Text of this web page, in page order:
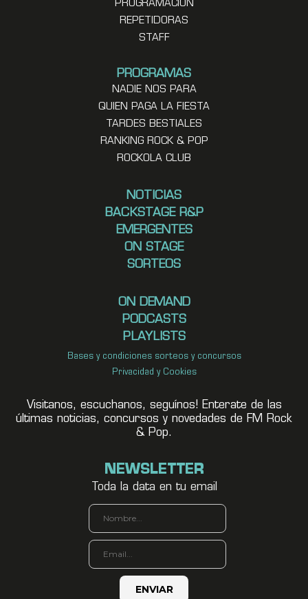
PROGRAMACION
REPETIDORAS
STAFF
PROGRAMAS
NADIE NOS PARA
QUIEN PAGA LA FIESTA
TARDES BESTIALES
RANKING ROCK & POP
ROCKOLA CLUB
NOTICIAS
BACKSTAGE R&P
EMERGENTES
ON STAGE
SORTEOS
ON DEMAND
PODCASTS
PLAYLISTS
Bases y condiciones sorteos y concursos
Privacidad y Cookies
Visitanos, escuchanos, seguínos! Enterate de las
últimas noticias, concursos y novedades de FM Rock
& Pop.
NEWSLETTER
Toda la data en tu email